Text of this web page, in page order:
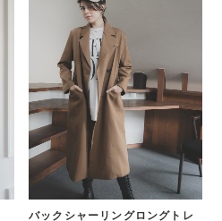
バックシャーリングロングトレ